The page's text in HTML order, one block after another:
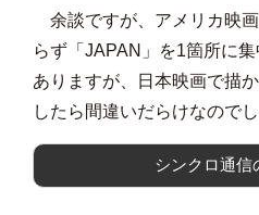
余談ですが、アメリカ映
らず「JAPAN」を1箇所に
ありますが、日本映画で描
したら間違いだらけなのでし
シンクロ通信